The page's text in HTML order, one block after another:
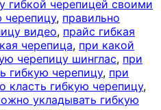
гибкой черепицей своими
черепицу, правильно
видео, прайс гибкая
черепица, при какой
черепицу шинглас, при
гибкую черепицу, при
класть гибкую черепицу,
укладывать гибкую